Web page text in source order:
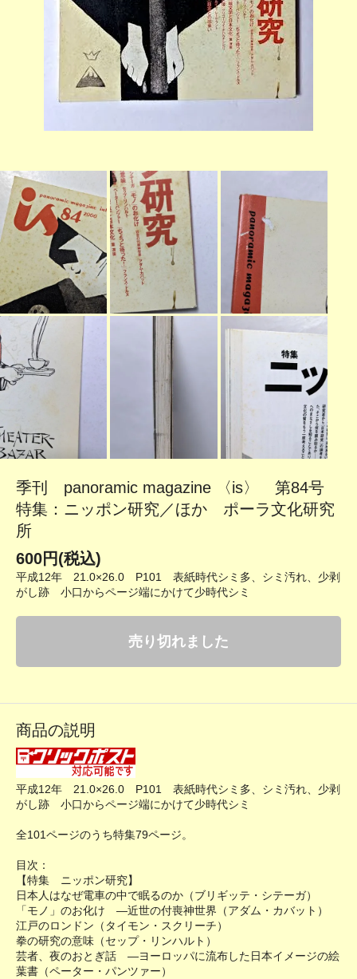
季刊 panoramic magazine 〈is〉 第84号
特集：ニッポン研究／ほか ポーラ文化研究
所
600円(税込)
平成12年 21.0×26.0 P101 表紙時代シミ多、シミ汚れ、少剥
がし跡 小口からページ端にかけて少時代シミ
売り切れました
商品の説明
平成12年 21.0×26.0 P101 表紙時代シミ多、シミ汚れ、少剥
がし跡 小口からページ端にかけて少時代シミ
全101ページのうち特集79ページ。
目次：
【特集 ニッポン研究】
日本人はなぜ電車の中で眠るのか（ブリギッテ・シテーガ）
「モノ」のお化け ―近世の付喪神世界（アダム・カバット）
江戸のロンドン（タイモン・スクリーチ）
拳の研究の意味（セップ・リンハルト）
芸者、夜のおとぎ話 ―ヨーロッパに流布した日本イメージの絵
葉書（ペーター・パンツァー）